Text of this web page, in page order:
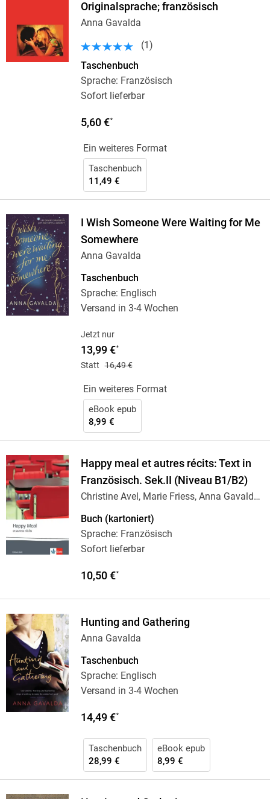
Originalsprache; französisch
Anna Gavalda
(1 )
Taschenbuch
Sprache: Französisch
Sofort lieferbar
5,60 €*
Ein weiteres Format
Taschenbuch
11,49 €
I Wish Someone Were Waiting for Me
Somewhere
Anna Gavalda
Taschenbuch
Sprache: Englisch
Versand in 3-4 Wochen
Jetzt nur
13,99 €*
Statt 16,49 €
Ein weiteres Format
eBook epub
8,99 €
Happy meal et autres récits: Text in
Französisch. Sek.II (Niveau B1/B2)
Christine Avel, Marie Friess, Anna Gavalda,
Buch (kartoniert)
Sprache: Französisch
Sofort lieferbar
10,50 €*
Hunting and Gathering
Anna Gavalda
Taschenbuch
Sprache: Englisch
Versand in 3-4 Wochen
14,49 €*
Taschenbuch
28,99 €
eBook epub
8,99 €